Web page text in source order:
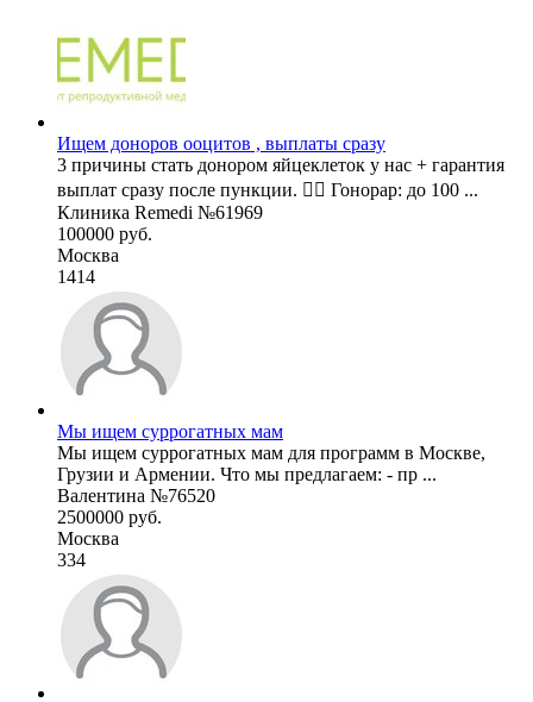
Ищем доноров ооцитов , выплаты сразу
3 причины стать донором яйцеклеток у нас + гарантия
выплат сразу после пункции. 🧚‍♀ Гонорар: до 100 ...
Клиника Remedi №61969
100000 руб.
Москва
1414
Мы ищем суррогатных мам
Мы ищем суррогатных мам для программ в Москве,
Грузии и Армении. Что мы предлагаем: - пр ...
Валентина №76520
2500000 руб.
Москва
334